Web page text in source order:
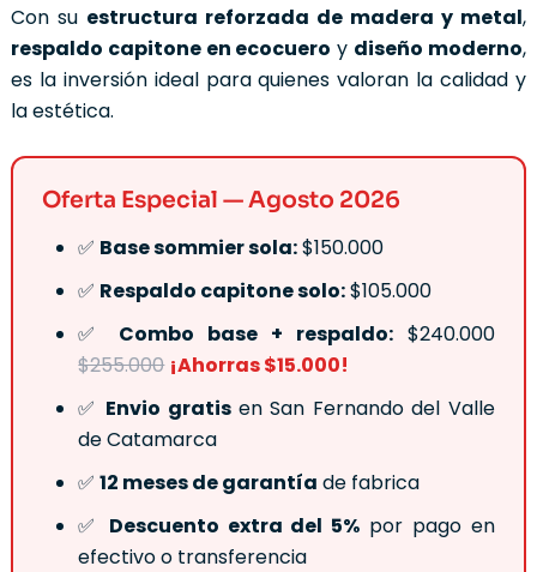
Con su estructura reforzada de madera y metal,
respaldo capitone en ecocuero y diseño moderno,
es la inversión ideal para quienes valoran la calidad y
la estética.
Oferta Especial — Agosto 2026
✅ Base sommier sola:$150.000
✅ Respaldo capitone solo:$105.000
✅ Combo base + respaldo:$240.000
$255.000 ¡Ahorras $15.000!
✅ Envio gratisen San Fernando del Valle
de Catamarca
✅12 meses de garantía de fabrica
✅ Descuento extra del 5% por pago en
efectivo o transferencia